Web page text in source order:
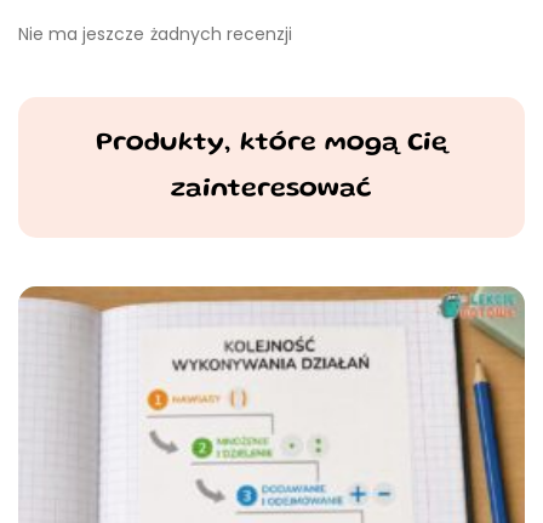
Nie ma jeszcze żadnych recenzji
Produkty, które mogą Cię
zainteresować